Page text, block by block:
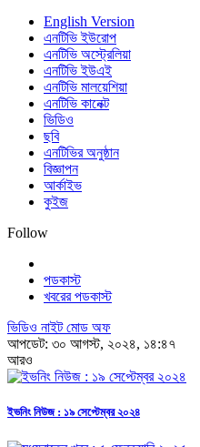
English Version
এনটিভি ইউরোপ
এনটিভি অস্ট্রেলিয়া
এনটিভি ইউএই
এনটিভি মালয়েশিয়া
এনটিভি কানেক্ট
ভিডিও
ছবি
এনটিভির অনুষ্ঠান
বিজ্ঞাপন
আর্কাইভ
কুইজ
Follow
পডকাস্ট
খবরের পডকাস্ট
ভিডিও নাইট মোড অফ
আপডেট: ৩০ আগস্ট, ২০২৪, ১৪:৪৭
আরও
ইভনিং নিউজ : ১৯ সেপ্টেম্বর ২০২৪